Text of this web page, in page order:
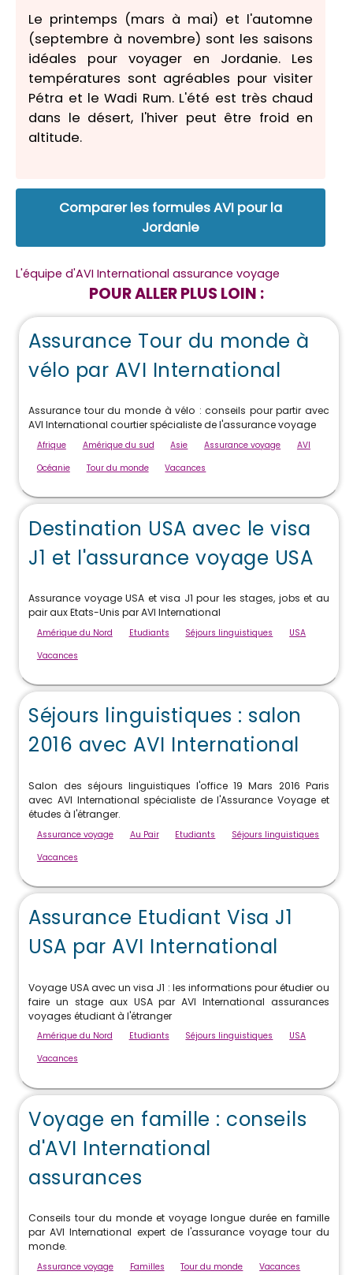
Le printemps (mars à mai) et l'automne
(septembre à novembre) sont les saisons
idéales pour voyager en Jordanie. Les
températures sont agréables pour visiter
Pétra et le Wadi Rum. L'été est très chaud
dans le désert, l'hiver peut être froid en
altitude.
Comparer les formules AVI pour la
Jordanie
L'équipe d'AVI International assurance voyage
POUR ALLER PLUS LOIN :
Assurance Tour du monde à
vélo par AVI International
Assurance tour du monde à vélo : conseils pour partir avec
AVI International courtier spécialiste de l'assurance voyage
Afrique Amérique du sud Asie Assurance voyage
AVI
Océanie
Tour du monde Vacances
Destination USA avec le visa
J1 et l'assurance voyage USA
Assurance voyage USA et visa J1 pour les stages, jobs et au
pair aux Etats-Unis par AVI International
Amérique du Nord Etudiants Séjours linguistiques
USA
Vacances
Séjours linguistiques : salon
2016 avec AVI International
Salon des séjours linguistiques l'office 19 Mars 2016 Paris
avec AVI International spécialiste de l'Assurance Voyage et
études à l'étranger.
Assurance voyage Au Pair Etudiants
Séjours linguistiques
Vacances
Assurance Etudiant Visa J1
USA par AVI International
Voyage USA avec un visa J1 : les informations pour étudier ou
faire un stage aux USA par AVI International assurances
voyages étudiant à l'étranger
Amérique du Nord Etudiants Séjours linguistiques
USA
Vacances
Voyage en famille : conseils
d'AVI International
assurances
Conseils tour du monde et voyage longue durée en famille
par AVI International expert de l'assurance voyage tour du
monde.
Assurance voyage Familles Tour du monde Vacances